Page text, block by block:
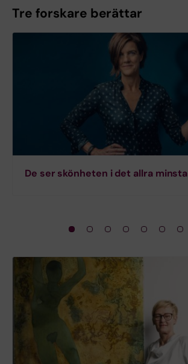
Tre forskare berättar
De ser skönheten i det allra minsta